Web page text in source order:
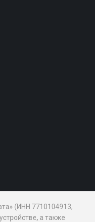
(ИНН 7710104913,
а также